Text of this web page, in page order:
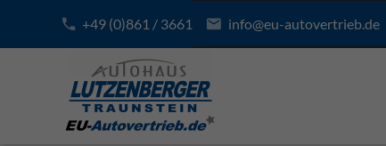
+49 (0)861 / 3661 info@eu-autovertrieb.de